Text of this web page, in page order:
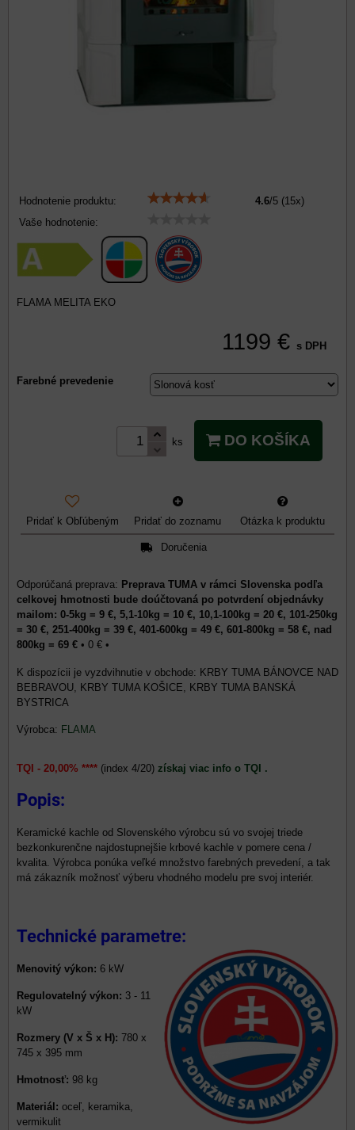
Hodnotenie produktu: 4.6/5 (15x)
Vaše hodnotenie:
FLAMA MELITA EKO
1199 € s DPH
Farebné prevedenie
ks DO KOŠÍKA
Pridať k Obľúbeným Pridať do zoznamu Otázka k produktu
Doručenia
Preprava TUMA v rámci Slovenska podľa
celkovej hmotnosti bude doúčtovaná po potvrdení objednávky
mailom: 0-5kg = 9 €, 5,1-10kg = 10 €, 10,1-100kg = 20 €, 101-250kg
= 30 €, 251-400kg = 39 €, 401-600kg = 49 €, 601-800kg = 58 €, nad
800kg = 69 € • 0 € •
KRBY TUMA BÁNOVCE NAD
BEBRAVOU, KRBY TUMA KOŠICE, KRBY TUMA BANSKÁ
BYSTRICA
Výrobca: FLAMA
TQI - 20,00% **** (index 4/20) získaj viac info o TQI .
Popis:
Keramické kachle od Slovenského výrobcu sú vo svojej triede
bezkonkurenčne najdostupnejšie krbové kachle v pomere cena /
kvalita. Výrobca ponúka veľké množstvo farebných prevedení, a tak
má zákazník možnosť výberu vhodného modelu pre svoj interiér.
Technické parametre:
Menovitý výkon: 6 kW
Regulovatelný výkon: 3 - 11
kW
Rozmery (V x Š x H): 780 x
745 x 395 mm
Hmotnosť: 98 kg
Materiál: oceľ, keramika,
vermikulit